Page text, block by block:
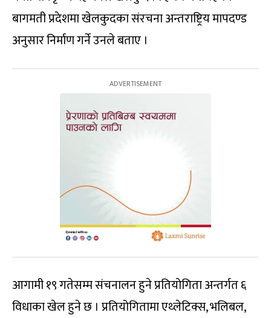
बागमती प्रदेशमा खेलकुदका संरचना अन्तराष्ट्रिय मापदण्ड
अनुसार निर्माण गर्ने उनले बताए ।
आगामी १९ गतेसम्म संचनालन हुने प्रतियोगिता अन्तर्गत ६
विधाका खेल हुने छ । प्रतियोगितामा एथ्लेटिक्स, भलिबल,